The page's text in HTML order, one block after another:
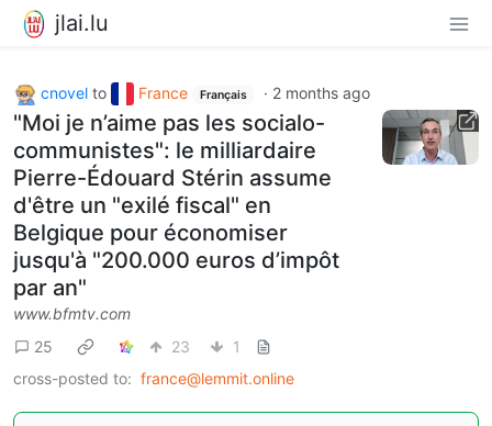
jlai.lu
cnovel to France Français · 2 months ago
"Moi je n’aime pas les socialo-
communistes": le milliardaire
Pierre-Édouard Stérin assume
d'être un "exilé fiscal" en
Belgique pour économiser
jusqu'à "200.000 euros d’impôt
par an"
www.bfmtv.com
25
23
1
cross-posted to: france@lemmit.online